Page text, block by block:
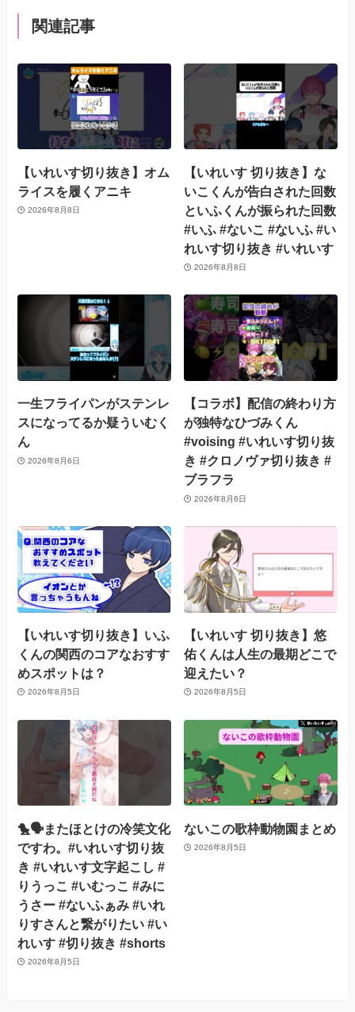
関連記事
【いれいす切り抜き】オム
ライスを履くアニキ
2026年8月8日
【いれいす 切り抜き】な
いこくんが告白された回数
といふくんが振られた回数
#いふ #ないこ #ないふ #い
れいす切り抜き #いれいす
2026年8月8日
一生フライパンがステンレ
スになってるか疑ういむく
ん
2026年8月6日
【コラボ】配信の終わり方
が独特なひづみくん
#voising #いれいす切り抜
き #クロノヴァ切り抜き #
ブラフラ
2026年8月6日
【いれいす切り抜き】いふ
くんの関西のコアなおすす
めスポットは？
2026年8月5日
【いれいす 切り抜き】悠
佑くんは人生の最期どこで
迎えたい？
2026年8月5日
🐤🗣️またほとけの冷笑文化
ですわ。#いれいす切り抜
き #いれいす文字起こし #
りうっこ #いむっこ #みに
うさー #ないふぁみ #いれ
りすさんと繋がりたい #い
れいす #切り抜き #shorts
2026年8月5日
ないこの歌枠動物園まとめ
2026年8月5日